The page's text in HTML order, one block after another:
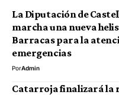
La Diputación de
marcha una nueva
Barracas para la
emergencias
PorAdmin
Catarroja finalizará la